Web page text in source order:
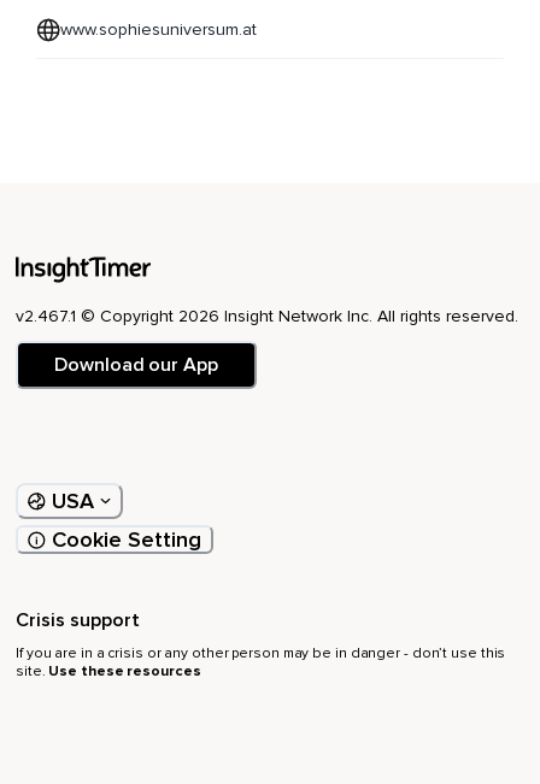
www.sophiesuniversum.at
v2.467.1 © Copyright 2026 Insight Network Inc. All rights reserved.
Download our App
USA
Cookie Setting
Crisis support
If you are in a crisis or any other person may be in danger - don’t use this
site. Use these resources